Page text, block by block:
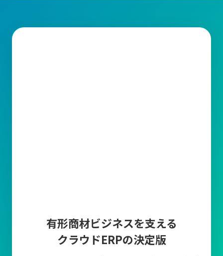
有形商材ビジネスを支える
クラウドERPの決定版